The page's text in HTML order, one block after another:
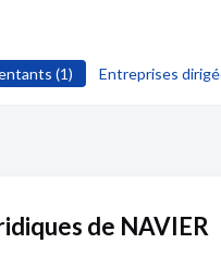
(1) Entreprises
de NAVIER